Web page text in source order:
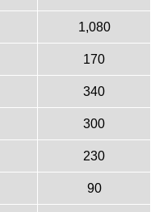
1,080
170
340
300
230
90